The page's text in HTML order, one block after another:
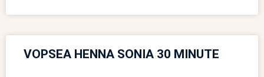
VOPSEA HENNA SONIA 30 MINUTE